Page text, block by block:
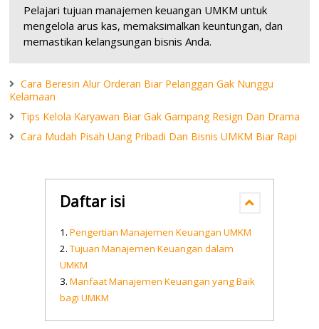
Pelajari tujuan manajemen keuangan UMKM untuk
mengelola arus kas, memaksimalkan keuntungan, dan
memastikan kelangsungan bisnis Anda.
Cara Beresin Alur Orderan Biar Pelanggan Gak Nunggu
Kelamaan
Tips Kelola Karyawan Biar Gak Gampang Resign Dan Drama
Cara Mudah Pisah Uang Pribadi Dan Bisnis UMKM Biar Rapi
Daftar isi
Pengertian Manajemen Keuangan UMKM
Tujuan Manajemen Keuangan dalam
UMKM
Manfaat Manajemen Keuangan yang Baik
bagi UMKM